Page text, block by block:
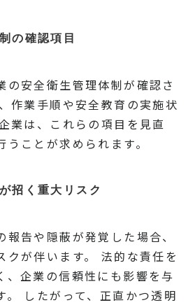
の確認項目
の安全衛生管理体制が確認さ
作業手順や安全教育の実施状
業は、これらの項目を見直
ことが求められます。
招く重大リスク
告や隠蔽が発覚した場合、
クが伴います。 法的な責任を
、企業の信頼性にも影響を与
。 したがって、正直かつ透明